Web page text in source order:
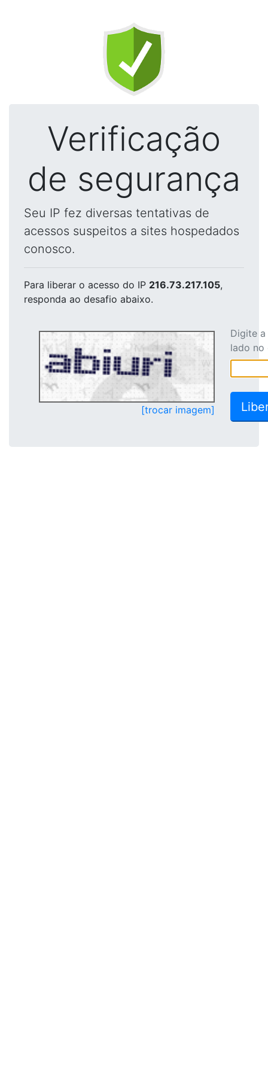
Verificação
de segurança
Seu IP fez diversas tentativas de
acessos suspeitos a sites hospedados
conosco.
Para liberar o acesso do IP 216.73.217.105,
responda ao desafio abaixo.
[trocar imagem]
Digite
lado no